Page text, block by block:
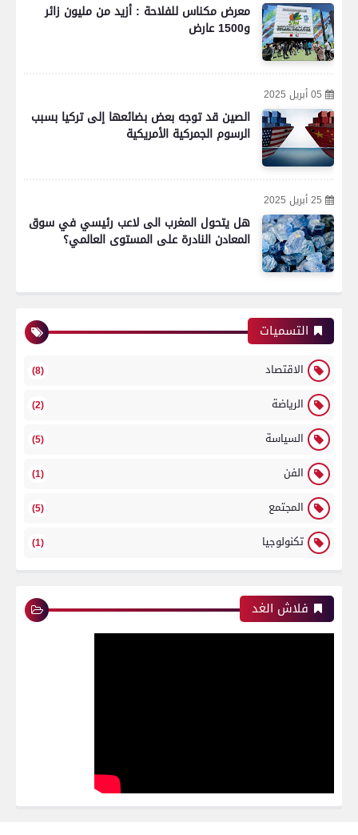
معرض مكناس للفلاحة : أزيد من مليون زائر
و1500 عارض
05 أبريل 2025
الصين قد توجه بعض بضائعها إلى تركيا بسبب
الرسوم الجمركية الأمريكية
25 أبريل 2025
هل يتحول المغرب الى لاعب رئيسي في سوق
المعادن النادرة على المستوى العالمي؟
التسميات
الاقتصاد (8)
الرياضة (2)
السياسة (5)
الفن (1)
المجتمع (5)
تكنولوجيا (1)
فلاش الغد